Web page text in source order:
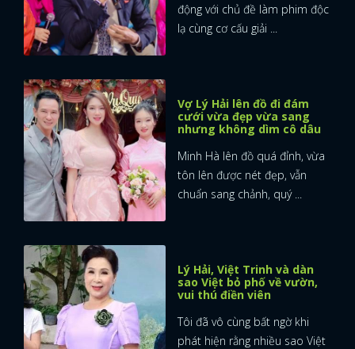
động với chủ đề làm phim độc
lạ cùng cơ cấu giải ...
Vợ Lý Hải lên đồ đi đám
cưới vừa đẹp vừa sang
nhưng không dìm cô dâu
Minh Hà lên đồ quá đỉnh, vừa
tôn lên được nét đẹp, vẫn
chuẩn sang chảnh, quý ...
Lý Hải, Việt Trinh và dàn
sao Việt bỏ phố về vườn,
vui thú điền viên
Tôi đã vô cùng bất ngờ khi
phát hiện rằng nhiều sao Việt